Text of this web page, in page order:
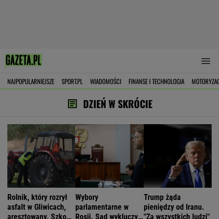
NAJPOPULARNIEJSZE SPORT.PL WIADOMOŚCI FINANSE I TECHNOLOGIA
DZIEŃ W SKRÓCIE
Rolnik, który rozrył
asfalt w Gliwicach,
aresztowany. Szkody
Wybory
parlamentarne w
Rosji. Sąd wykluczył
Trump żąda
pieniędzy od Iranu.
"Za wszystkich ludzi"